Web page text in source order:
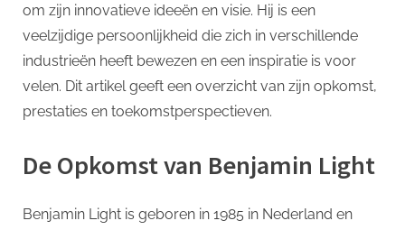
van
een
Creatieve
om zijn innovatieve ideeën en visie. Hij is een
veelzijdige persoonlijkheid die zich in verschillende
industrieën heeft bewezen en een inspiratie is voor
velen. Dit artikel geeft een overzicht van zijn opkomst,
prestaties en toekomstperspectieven.
De Opkomst van Benjamin Light
Benjamin Light is geboren in 1985 in Nederland en